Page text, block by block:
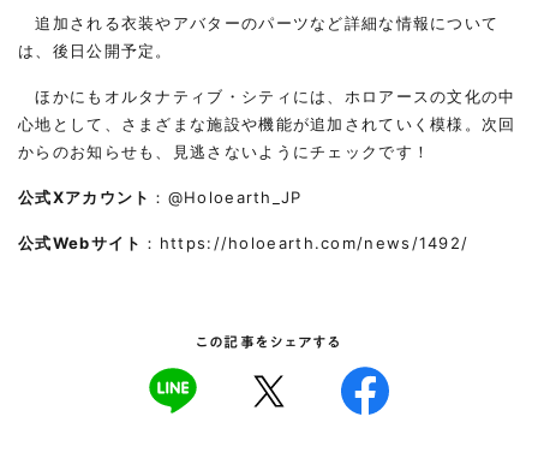
追加される衣装やアバターのパーツなど詳細な情報について
は、後日公開予定。
ほかにもオルタナティブ・シティには、ホロアースの文化の中
心地として、さまざまな施設や機能が追加されていく模様。次回
からのお知らせも、見逃さないようにチェックです！
公式Xアカウント ： @Holoearth_JP
公式Webサイト ： https://holoearth.com/news/1492/
この記事をシェアする